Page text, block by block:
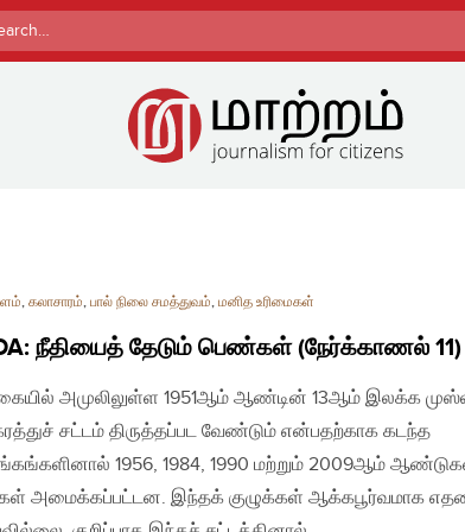
, கலாசாரம், பால் நிலை சமத்துவம், மனித உரிமைகள்
நீதியைத் தேடும் பெண்கள் (நேர்க்காணல் 11)
அமுலிலுள்ள 1951ஆம் ஆண்டின் 13ஆம் இலக்க
சட்டம் திருத்தப்பட வேண்டும் என்பதற்காக கடந்த
1956, 1984, 1990 மற்றும் 2009ஆம்
அமைக்கப்பட்டன. இந்தக் குழுக்கள் ஆக்கபூர்வமாக